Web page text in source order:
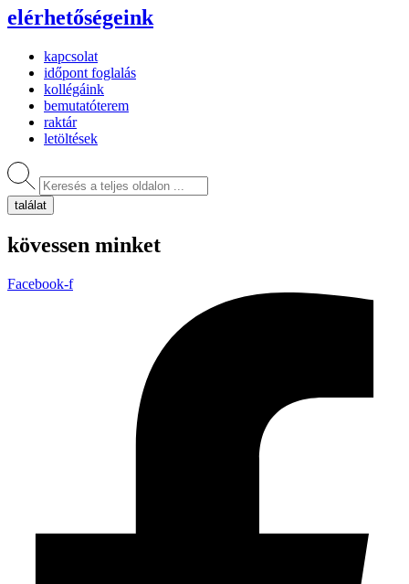
elérhetőségeink
kapcsolat
időpont foglalás
kollégáink
bemutatóterem
raktár
letöltések
Search
...
találat
kövessen minket
Facebook-f